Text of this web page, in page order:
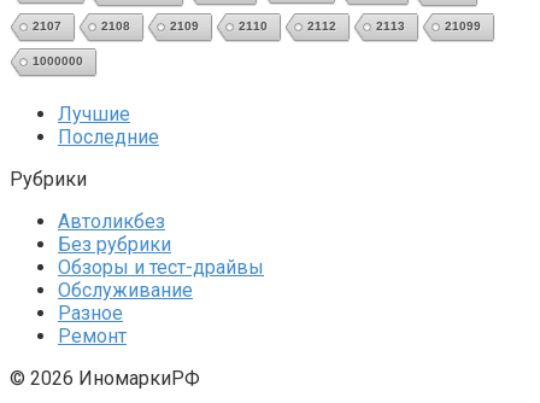
2107 2108 2109 2110 2112 2113 21099
1000000
Лучшие
Последние
Рубрики
Автоликбез
Без рубрики
Обзоры и тест-драйвы
Обслуживание
Разное
Ремонт
© 2026 ИномаркиРФ